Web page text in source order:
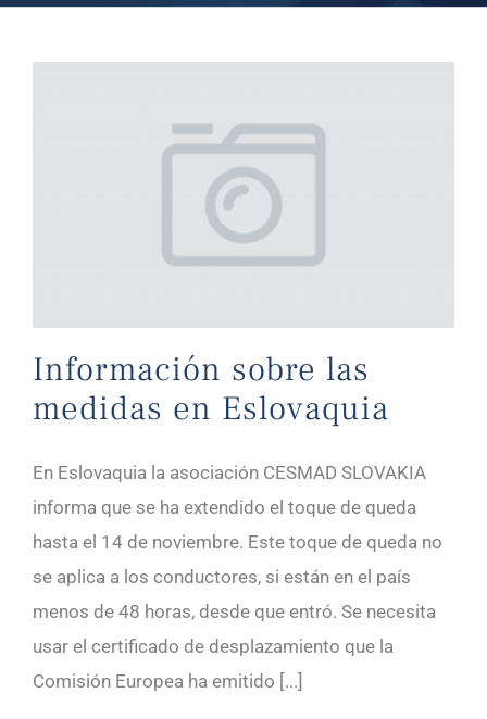
Información sobre las
medidas en Eslovaquia
En Eslovaquia la asociación CESMAD SLOVAKIA
informa que se ha extendido el toque de queda
hasta el 14 de noviembre. Este toque de queda no
se aplica a los conductores, si están en el país
menos de 48 horas, desde que entró. Se necesita
usar el certificado de desplazamiento que la
Comisión Europea ha emitido [...]